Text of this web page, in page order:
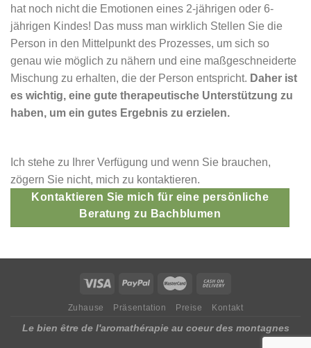
hat noch nicht die Emotionen eines 2-jährigen oder 6-
jährigen Kindes! Das muss man wirklich Stellen Sie die
Person in den Mittelpunkt des Prozesses, um sich so
genau wie möglich zu nähern und eine maßgeschneiderte
Mischung zu erhalten, die der Person entspricht. Daher ist
es wichtig, eine gute therapeutische Unterstützung zu
haben, um ein gutes Ergebnis zu erzielen.
Ich stehe zu Ihrer Verfügung und wenn Sie brauchen,
zögern Sie nicht, mich zu kontaktieren.
Kontaktieren Sie mich für eine persönliche
Beratung zu Bachblumen
Zuhause Präsentation Preise Kontakt
Le bien être de l'aromathérapie au coeur des montagnes